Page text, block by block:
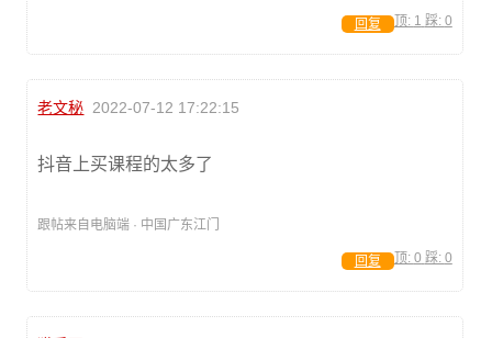
顶: 1 踩: 0
回复
老文秘 2022-07-12 17:22:15
抖音上买课程的太多了
跟帖来自电脑端 · 中国广东江门
顶: 0 踩: 0
回复